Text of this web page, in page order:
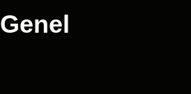
Genel